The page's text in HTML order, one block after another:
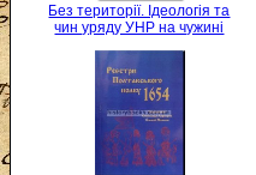
Без території. Ідеологія та
чин уряду УНР на чужині